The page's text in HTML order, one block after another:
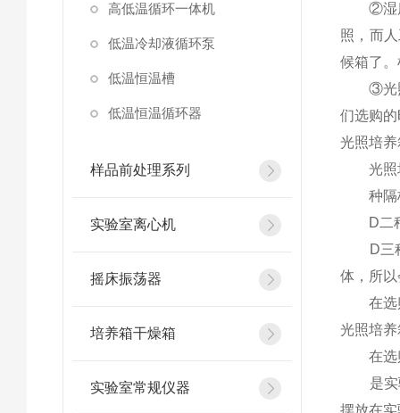
高低温循环一体机
低温冷却液循环泵
低温恒温槽
低温恒温循环器
样品前处理系列
实验室离心机
摇床振荡器
培养箱干燥箱
实验室常规仪器
②湿度
照，而
候箱了
③光照
们选购
光照培
光照培
种隔板
D二种
D三种
体，所
在选购
光照培
在选购
是实验
摆放在